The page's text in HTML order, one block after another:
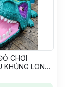
CHƠI
KHỦNG LONG